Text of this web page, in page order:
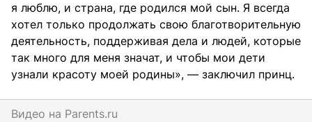
я люблю, и страна, где родился мой сын. Я всегда
хотел только продолжать свою благотворительную
деятельность, поддерживая дела и людей, которые
так много для меня значат, и чтобы мои дети
узнали красоту моей родины», — заключил принц.
Видео на parents.ru